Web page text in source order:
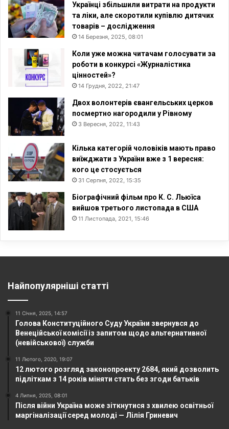
Українці збільшили витрати на продукти
та ліки, але скоротили купівлю дитячих
товарів – дослідження
14 Березня, 2025, 08:01
Коли уже можна читачам голосувати за
роботи в конкурсі «Журналістика
цінностей»?
14 Грудня, 2022, 21:47
Двох волонтерів євангельських церков
посмертно нагородили у Рівному
3 Вересня, 2022, 11:43
Кілька категорій чоловіків мають право
виїжджати з України вже з 1 вересня:
кого це стосується
31 Серпня, 2022, 15:35
Біографічний фільм про К. С. Льюїса
вийшов третього листопада в США
11 Листопада, 2021, 15:46
Найпопулярніші статті
11 Січня, 2025, 14:57
Голова Конституційного Суду України звернувся до
Венеційської комісії із запитом щодо альтернативної
(невійськової) служби
11 Лютого, 2020, 19:07
12 лютого розгляд законопроекту 2684, який дозволить
підліткам з 14 років міняти стать без згоди батьків
4 Липня, 2025, 08:01
Після війни Україна може зіткнутися з хвилею освітньої
маргіналізації серед молоді — Лілія Гриневич